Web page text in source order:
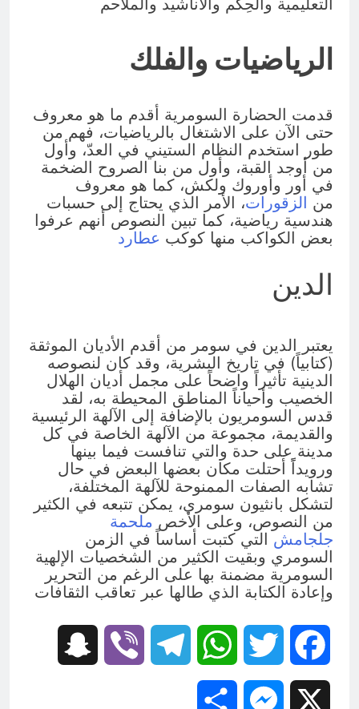
الرياضيات والفلك
قدمت الحضارة السومرية أقدم ما هو معروف
حتى الآن على الاشتغال بالرياضيات، فهم من
طور استخدم النظام الستيني في العدّ، وأول
من أوجد القبة، وأول من بنا الصروح الضخمة
في أور وأوروك ولكش، كما هو معروف
من الزقورات، الأمر الذي يحتاج إلى حسبات
هندسية رياضية، كما تبين النصوص أنهم عرفوا
بعض الكواكب منها كوكب عطارد
الدين
يعتبر الدين في سومر من أقدم الأديان الموثقة
(كتابياً) في تاريخ البشرية، وقد كان لنصوصه
الدينية تأثيراً واضحاً على مجمل أديان الهلال
الخصيب وأحياناً المناطق المحيطة به، لقد
قدس السومريون بالإضافة إلى الآلهة الرئيسية
والقديمة، مجموعة من الآلهة الخاصة في كل
مدينة على حدة والتي تنافست فيما بينها
ورويداًً أحتلت مكان بعضها البعض في حال
تشابه الصفات الممنوحة للآلهة المختلفة،
لتشكل بانثيون سومري، يمكن تتبعه في الكثير
من النصوص، وعلى الأخص ملحمة
جلجامش التي كتبت أساساً في الزمن
السومري وبقيت الكثير من الشخصيات الإلهية
السومرية مضمنة بها على الرغم من التحرير
وإعادة الكتابة الذي طالها عبر تعاقب الثقافات
Facebook
Twitter
WhatsApp
Telegram
Viber
Messenger